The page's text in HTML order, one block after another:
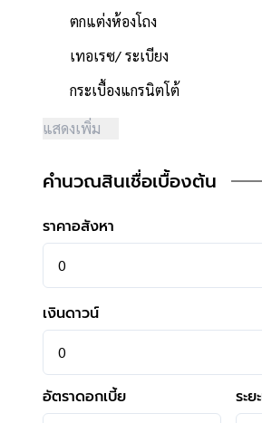
- โครงการตั้งอยู่บนถนนสายหลัก ได้
- มีระบบรักษาความปลอดภัย, มีกล้องว
- ถนนโครงการกว้าง 6 เมตร
- สภาพแวดล้อมดี สะอาด
- มีร้านอาหาร / ตลาดสด / ร้านเสริ
- สิ่งอำนวยความสะดวกภายในโครง
- ใกล้ห้างสรรพสินค้าเซ็นทรัลเวสต์เ
- ใกล้โรงเรียนเตรียมอุดมศึกษาพัฒน
- ตัวบ้านห่างถนนปากซอย 350 เมตร
- หน้าโครงการห่างถนนใหญ่เพียง
- เข้า-ออกได้หลายเส้นทาง ได้แก่
- ใกล้จุดขึ้น-ลงรถตู้ วิ่งต้นทางที่ บาง
- มีรถเมล์ผ่านเป็นจำนวน 2 สาย ได้
ตกแต่งห้องโถง
เทอเรซ/ ระเบียง
กระเบื้องแกรนิตโต้
แสดงเพิ่ม
คำนวณสินเชื่อเบื้องต้น
ราคาอสังหา
เงินดาวน์
อัตราดอกเบี้ย
ระย